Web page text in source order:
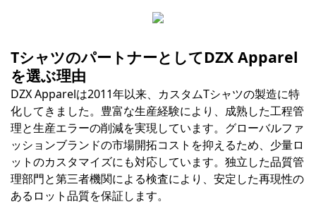
TシャツのパートナーとしてDZX Apparel
を選ぶ理由
DZX Apparelは2011年以来、カスタムTシャツの製造に特
化してきました。豊富な生産経験により、成熟した工程管
理と生産エラーの削減を実現しています。グローバルファ
ッションブランドの市場開拓コストを抑えるため、少量ロ
ットのカスタマイズにも対応しています。独立した品質管
理部門と第三者機関による検査により、安定した再現性の
あるロット品質を保証します。